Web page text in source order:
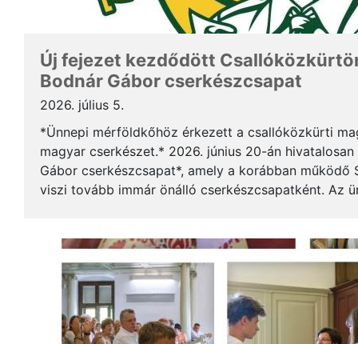
Új fejezet kezdődött
Bodnár Gábor cserkészcsapat
2026. július 5.
*Ünnepi mérföldkőhöz érkezett a csallóközkürti
magyar cserkészet.* 2026. június 20-án
Gábor cserkészcsapat*, amely a korábban működő
viszi tovább immár önálló cserkészcsapatként. Az